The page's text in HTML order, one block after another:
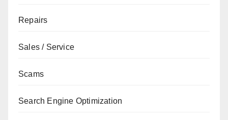
Repairs
Sales / Service
Scams
Search Engine Optimization